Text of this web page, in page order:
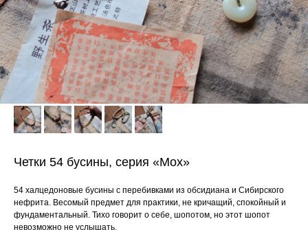
Четки 54 бусины, серия «Мох»
54 халцедоновые бусины с перебивками из обсидиана и Сибирского
нефрита. Весомый предмет для практики, не кричащий, спокойный и
фундаментальный. Тихо говорит о себе, шопотом, но этот шопот
невозможно не услышать.